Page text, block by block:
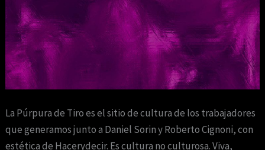
La Púrpura de Tiro es el sitio de cultura de los trabajadores
que generamos junto a Daniel Sorin y Roberto Cignoni, con
estética de Hacerydecir. Es cultura no culturosa. Viva,